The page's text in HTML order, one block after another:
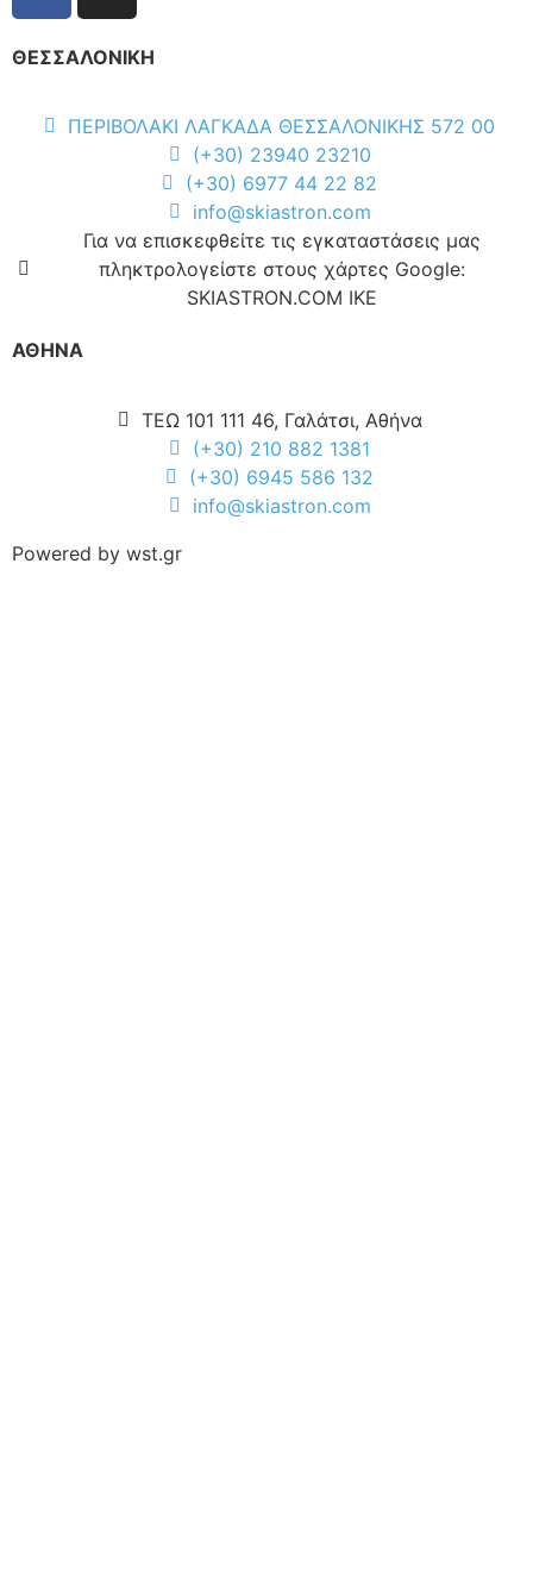
ΘΕΣΣΑΛΟΝΙΚΗ
ΠΕΡΙΒΟΛΑΚΙ ΛΑΓΚΑΔΑ ΘΕΣΣΑΛΟΝΙΚΗΣ 572 00
(+30) 23940 23210
(+30) 6977 44 22 82
info@skiastron.com
Για να επισκεφθείτε τις εγκαταστάσεις μας
πληκτρολογείστε στους χάρτες Google:
SKIASTRON.COM IKE
ΑΘΗΝΑ
ΤΕΩ 101 111 46, Γαλάτσι, Αθήνα
(+30) 210 882 1381
(+30) 6945 586 132
info@skiastron.com
Powered by wst.gr